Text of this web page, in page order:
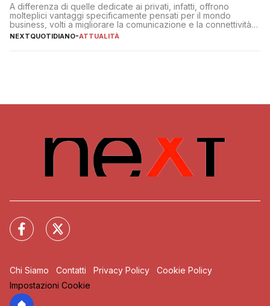
A differenza di quelle dedicate ai privati, infatti, offrono
molteplici vantaggi specificamente pensati per il mondo
business, volti a migliorare la comunicazione e la connettività
degli utenti
NEXTQUOTIDIANO-ATTUALITÀ
Chi Siamo Contatti Privacy Policy
Cookie Policy
Impostazioni Cookie